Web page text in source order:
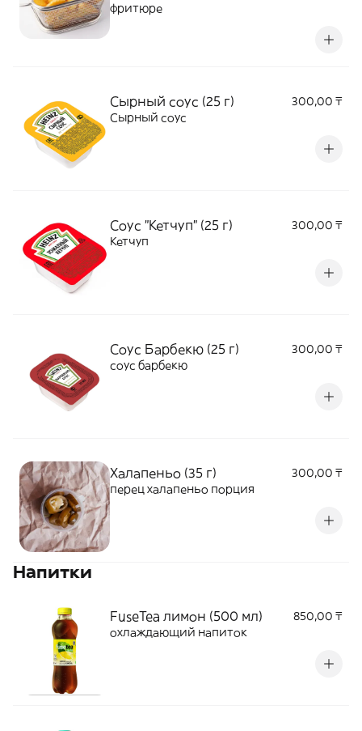
фритюре
Сырный соус (25 г)
300,00 ₸
Сырный соус
Соус "Кетчуп" (25 г)
300,00 ₸
Кетчуп
Соус Барбекю (25 г)
300,00 ₸
соус барбекю
Халапеньо (35 г)
300,00 ₸
перец халапеньо порция
Напитки
FuseTea лимон (500 мл)
850,00 ₸
охлаждающий напиток